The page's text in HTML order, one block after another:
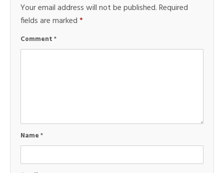
Your email address will not be published.Required
fields are marked*
Comment*
Name*